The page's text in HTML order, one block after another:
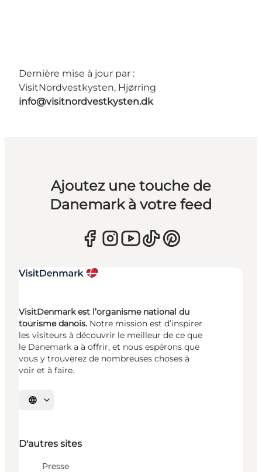
Dernière mise à jour par :
VisitNordvestkysten, Hjørring
info@visitnordvestkysten.dk
Ajoutez une touche de
Danemark à votre feed
VisitDenmark est l’organisme national du
tourisme danois. Notre mission est d’inspirer
les visiteurs à découvrir le meilleur de ce que
le Danemark a à offrir, et nous espérons que
vous y trouverez de nombreuses choses à
voir et à faire.
Choisissez la langue
D'autres sites
Presse